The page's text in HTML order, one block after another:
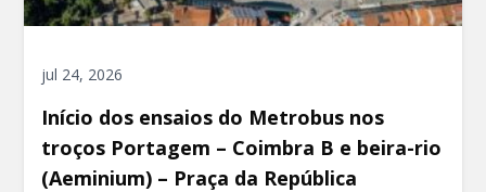
jul 24, 2026
Início dos ensaios do Metrobus nos
troços Portagem – Coimbra B e beira-rio
(Aeminium) – Praça da República